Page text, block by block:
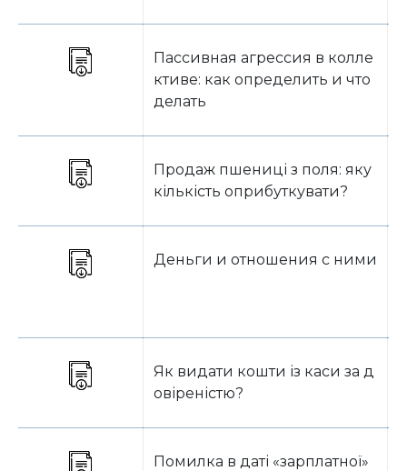
Пассивная агрессия в колле
ктиве: как определить и что
делать
Продаж пшениці з поля: яку
кількість оприбуткувати?
Деньги и отношения с ними
Як видати кошти із каси за д
овіреністю?
Помилка в даті «зарплатної»